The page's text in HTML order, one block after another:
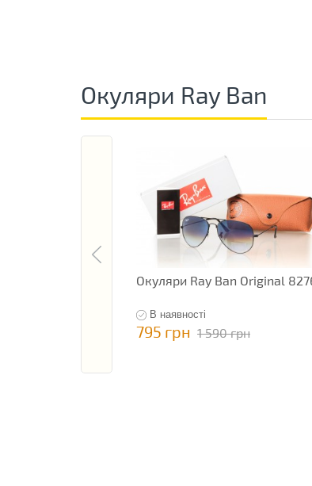
Окуляри Ray Ban
Окуляри Ray Ban Original
В наявності
795 грн 1 590 грн